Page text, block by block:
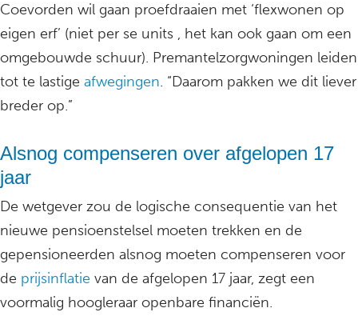
Coevorden wil gaan proefdraaien met ‘flexwonen op
eigen erf’ (niet per se units , het kan ook gaan om een
omgebouwde schuur). Premantelzorgwoningen leiden
tot te lastige afwegingen. “Daarom pakken we dit liever
breder op.”
Alsnog compenseren over afgelopen 17
jaar
De wetgever zou de logische consequentie van het
nieuwe pensioenstelsel moeten trekken en de
gepensioneerden alsnog moeten compenseren voor
de prijsinflatie van de afgelopen 17 jaar, zegt een
voormalig hoogleraar openbare financiën.